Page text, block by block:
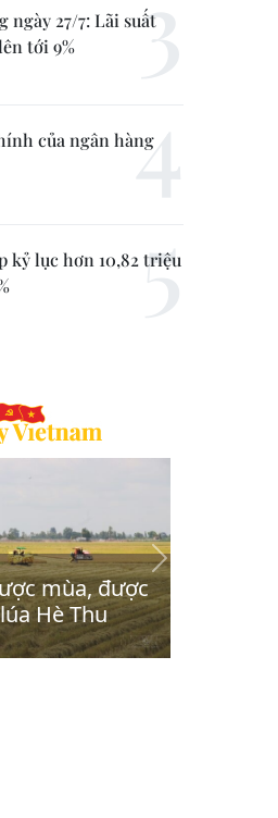
ngày 27/7: Lãi suất
tới 9%
của ngân hàng
kỷ lục hơn 10,82 triệu